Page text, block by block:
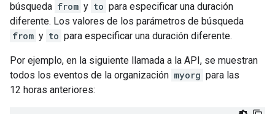
búsqueda from y to para especificar una duración
diferente. Los valores de los parámetros de búsqueda
from y to para especificar una duración diferente.
Por ejemplo, en la siguiente llamada a la API, se muestran
todos los eventos de la organización myorg para las
12 horas anteriores: